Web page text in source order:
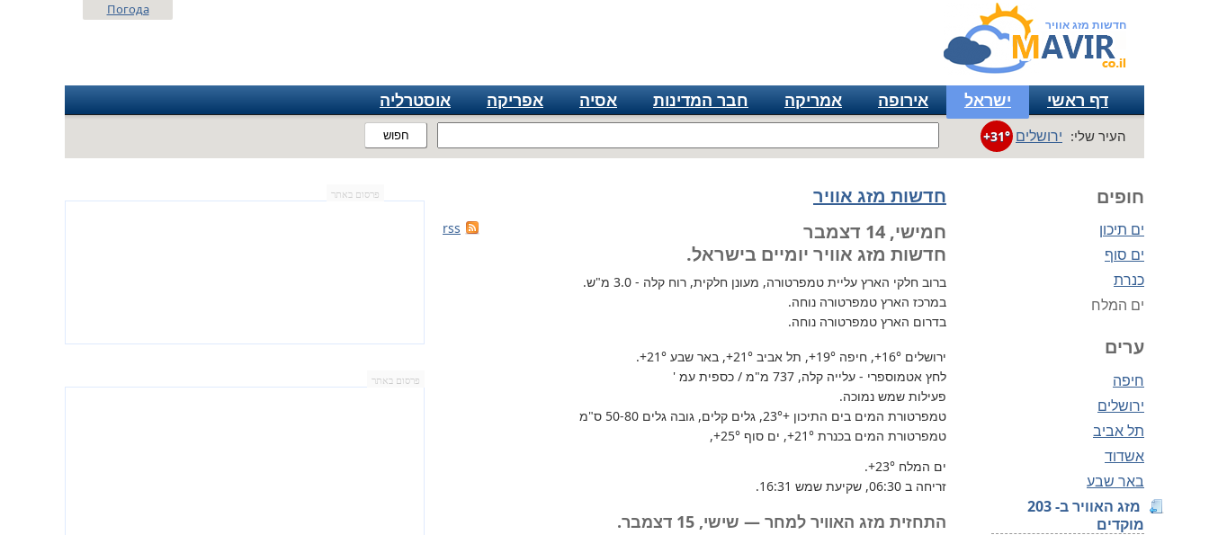
חדשות מזג אוויר
חפוש
Погода
דף ראשי ישראל אירופה אמריקה חבר המדינות אסיה אפריקה אוסטרליה
העיר שלי: ירושלים +31°
חופים
ים תיכון
ים סוף
כנרת
ים המלח
ערים
חיפה
ירושלים
תל אביב
אשדוד
באר שבע
מזג האוויר ב- 203
מוקדים
חדשות מזג אוויר
rss
חמישי, 14 דצמבר
חדשות מזג אוויר יומיים בישראל.
ברוב חלקי הארץ עליית טמפרטורה, מעונן חלקית, רוח קלה - 3.0 מ"ש.
במרכז הארץ טמפרטורה נוחה.
בדרום הארץ טמפרטורה נוחה.
ירושלים +16°, חיפה +19°, תל אביב +21°, באר שבע +21°
.
לחץ אטמוספרי - עלייה קלה, 737 מ"מ / כספית עמ '
פעילות שמש נמוכה.
טמפרטורת המים בים התיכון +23°
, גלים קלים, גובה גלים 50-80 ס"מ
טמפרטורת המים בכנרת +21°, ים סוף +25°
,
ים המלח +23°
.
זריחה ב 06:30, שקיעת שמש 16:31.
התחזית מזג האוויר למחר — שישי, 15 דצמבר.
פרסום באתר
פרסום באתר